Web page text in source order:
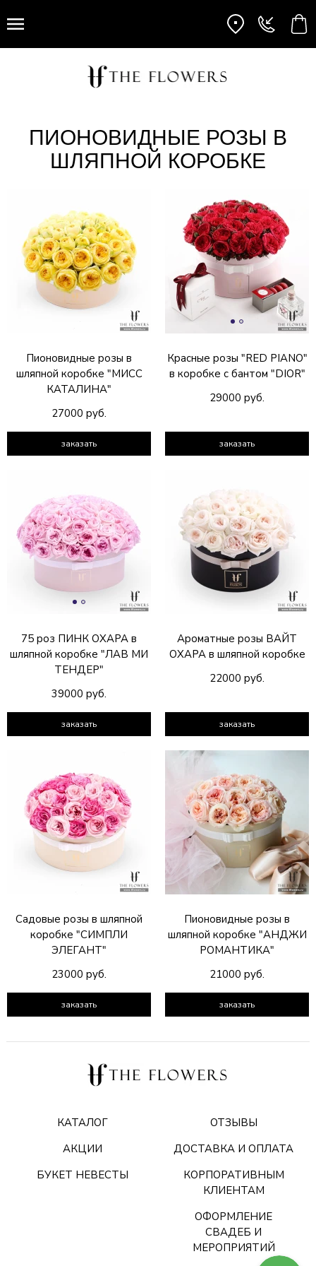
ПИОНОВИДНЫЕ РОЗЫ В
ШЛЯПНОЙ КОРОБКЕ
Пионовидные розы в
шляпной коробке "МИСС
КАТАЛИНА"
27000 руб.
заказать
Красные розы "RED PIANO"
в коробке с бантом "DIOR"
29000 руб.
заказать
75 роз ПИНК ОХАРА в
шляпной коробке "ЛАВ МИ
ТЕНДЕР"
39000 руб.
заказать
Ароматные розы ВАЙТ
ОХАРА в шляпной коробке
22000 руб.
заказать
Садовые розы в шляпной
коробке "СИМПЛИ
ЭЛЕГАНТ"
23000 руб.
заказать
Пионовидные розы в
шляпной коробке "АНДЖИ
РОМАНТИКА"
21000 руб.
заказать
КАТАЛОГ
АКЦИИ
БУКЕТ НЕВЕСТЫ
ОТЗЫВЫ
ДОСТАВКА И ОПЛАТА
КОРПОРАТИВНЫМ
КЛИЕНТАМ
ОФОРМЛЕНИЕ
СВАДЕБ И
МЕРОПРИЯТИЙ